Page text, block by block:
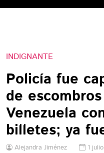
INDIGNANTE
Policía fue
de
Venezuela
billetes; ya
Alejandra Jiménez 1